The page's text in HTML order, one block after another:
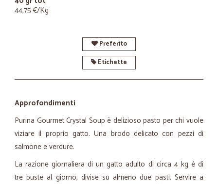
44,75 €/Kg
Preferito
Etichette
Approfondimenti
Purina Gourmet Crystal Soup è delizioso pasto per chi vuole
viziare il proprio gatto. Una brodo delicato con pezzi di
salmone e verdure.
La razione giornaliera di un gatto adulto di circa 4 kg è di
tre buste al giorno, divise su almeno due pasti. Servire a